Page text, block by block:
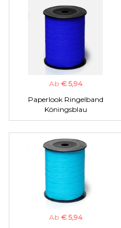
Ab € 5,94
Paperlook Ringelband
Köningsblau
Ab € 5,94